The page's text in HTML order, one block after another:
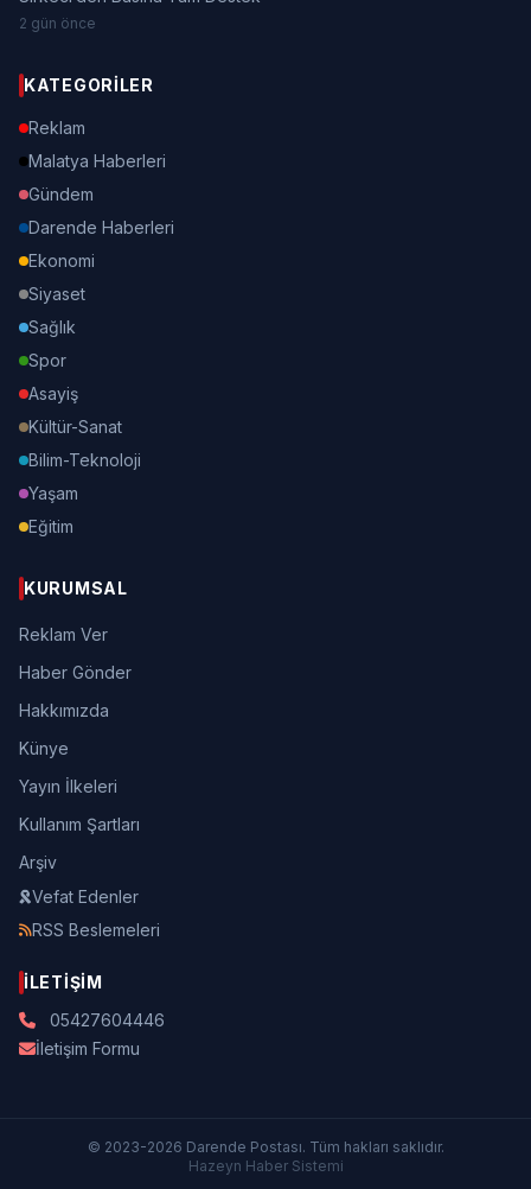
2 gün önce
KATEGORILER
Reklam
Malatya Haberleri
Gündem
Darende Haberleri
Ekonomi
Siyaset
Sağlık
Spor
Asayiş
Kültür-Sanat
Bilim-Teknoloji
Yaşam
Eğitim
KURUMSAL
Reklam Ver
Haber Gönder
Hakkımızda
Künye
Yayın İlkeleri
Kullanım Şartları
Arşiv
Vefat Edenler
RSS Beslemeleri
İLETIŞIM
05427604446
İletişim Formu
© 2023-2026 Darende Postası. Tüm hakları saklıdır.
Hazeyn Haber Sistemi